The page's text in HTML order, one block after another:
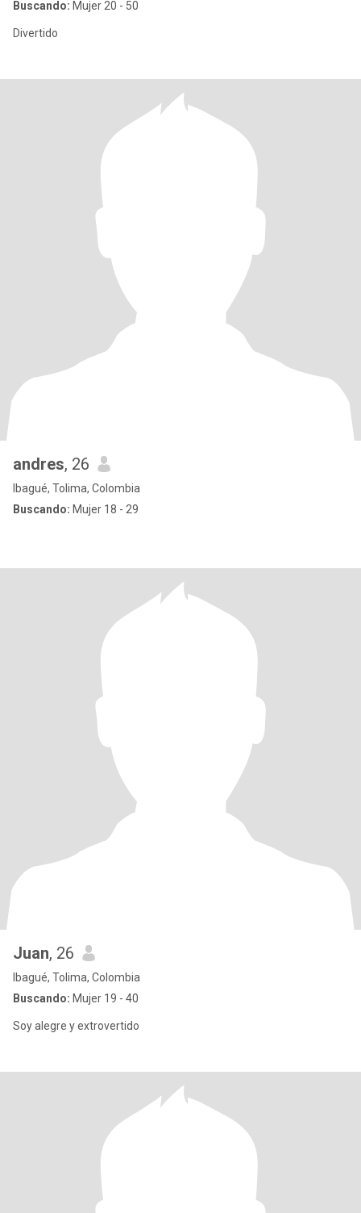
Buscando: Mujer 20 - 50
Divertido
andres, 26
Ibagué, Tolima, Colombia
Buscando: Mujer 18 - 29
Juan, 26
Ibagué, Tolima, Colombia
Buscando: Mujer 19 - 40
Soy alegre y extrovertido